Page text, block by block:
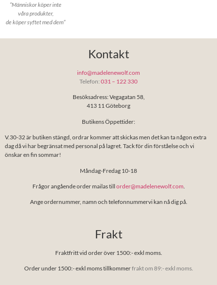
”Människor köper inte
våra produkter,
de köper syftet med dem”
Kontakt
info@madelenewolf.com
Telefon: 031 – 122 330
Besöksadress: Vegagatan 58,
413 11 Göteborg
Butikens Öppettider:
V.30-32 är butiken stängd, ordrar kommer att skickas men det kan ta någon extra
dag då vi har begränsat med personal på lagret. Tack för din förståelse och vi
önskar en fin sommar!
Måndag-Fredag 10-18
Frågor angående order mailas till order@madelenewolf.com
Ange ordernummer, namn och telefonnummervi kan nå dig på.
Frakt
Fraktfritt vid order över 1500:- exkl moms.
Order under 1500:- exkl moms tillkommerfrakt om 89:- exkl moms.